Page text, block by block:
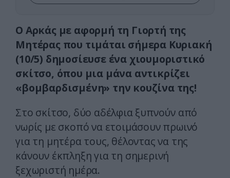
Ο Αρκάς με αφορμή τη Γιορτή της
Μητέρας που τιμάται σήμερα Κυριακή
(10/5) δημοσίευσε ένα χιουμοριστικό
σκίτσο, όπου μια μάνα αντικρίζει
«βομβαρδισμένη» την κουζίνα της!
Στο σκίτσο, δύο αδέλφια ξυπνούν από
νωρίς με σκοπό να ετοιμάσουν πρωινό
για τη μητέρα τους, θέλοντας να της
κάνουν έκπληξη για τη σημερινή
ξεχωριστή ημέρα.